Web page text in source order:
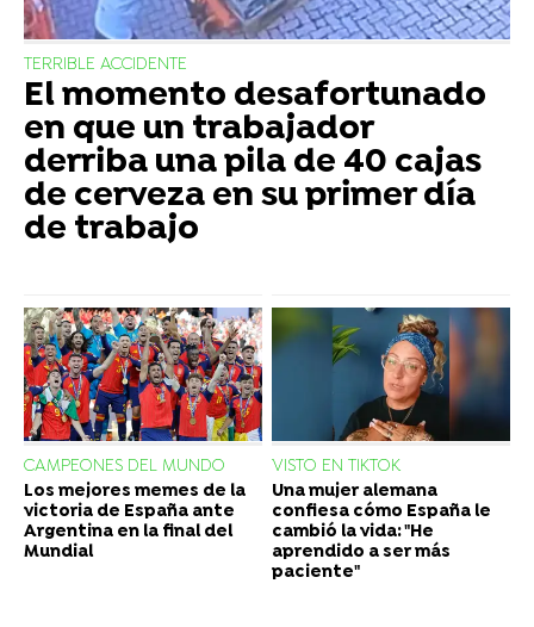
TERRIBLE ACCIDENTE
El momento desafortunado
en que un trabajador
derriba una pila de 40 cajas
de cerveza en su primer día
de trabajo
CAMPEONES DEL MUNDO
Los mejores memes de la
victoria de España ante
Argentina en la final del
Mundial
VISTO EN TIKTOK
Una mujer alemana
confiesa cómo España le
cambió la vida: "He
aprendido a ser más
paciente"